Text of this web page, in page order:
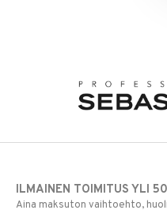
ILMAINEN TOIMITUS YLI
Aina maksuton vaihtoehto,